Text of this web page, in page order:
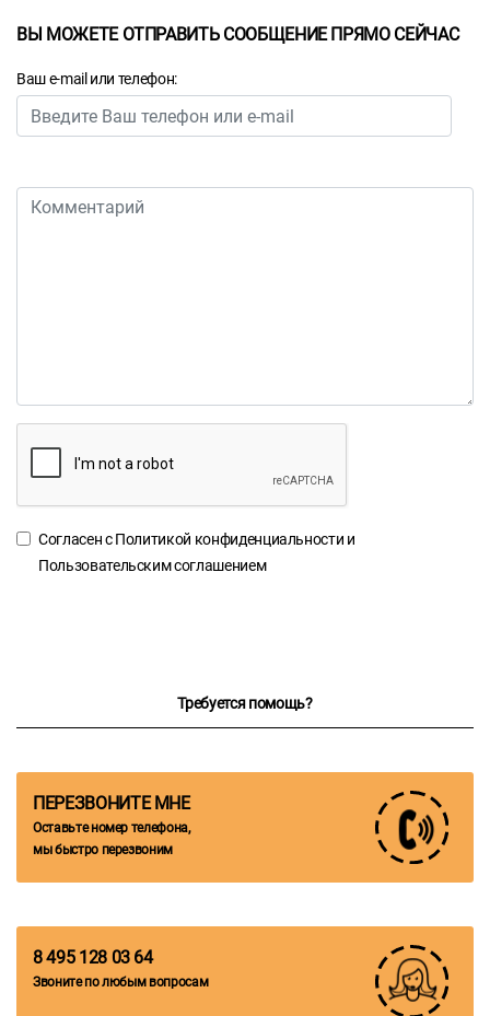
ВЫ МОЖЕТЕ ОТПРАВИТЬ СООБЩЕНИЕ ПРЯМО СЕЙЧАС
Ваш e-mail или телефон:
Согласен сПолитикой конфиденциальности и
Пользовательским соглашением
Требуется помощь?
ПЕРЕЗВОНИТЕ МНЕ
Оставьте номер телефона,
мы быстро перезвоним
8 495 128 03 64
Звоните по любым вопросам